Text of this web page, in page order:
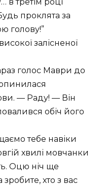
проклята за
голову!”
залісненої
голос Маври до
— Раду! — Він
обіч його
тебе навіки
хвилі мовчанки
Оцю ніч ще
зробите, хто з вас